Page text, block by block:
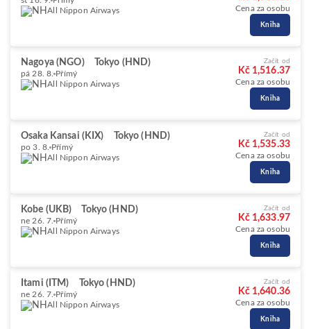
All Nippon Airways
Cena za osobu
Kniha
Nagoya (NGO) Tokyo (HND)
pá 28. 8. Přímý
All Nippon Airways
Začít od
Kč 1,516.37
Cena za osobu
Kniha
Osaka Kansai (KIX) Tokyo (HND)
po 3. 8. Přímý
All Nippon Airways
Začít od
Kč 1,535.33
Cena za osobu
Kniha
Kobe (UKB) Tokyo (HND)
ne 26. 7. Přímý
All Nippon Airways
Začít od
Kč 1,633.97
Cena za osobu
Kniha
Itami (ITM) Tokyo (HND)
ne 26. 7. Přímý
All Nippon Airways
Začít od
Kč 1,640.36
Cena za osobu
Kniha